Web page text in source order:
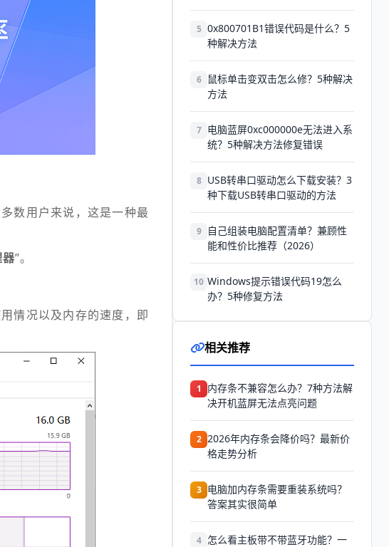
数用户来说，这是一种最
器”。
情况以及内存的速度，即
5 0x800701B1错误代码是什么？5
种解决方法
6
鼠标单击变双击怎么修？5种解决
方法
7 电脑蓝屏0xc000000e无法进入系
统？5种解决方法修复错误
8 USB转串口驱动怎么下载安装？3
种下载USB转串口驱动的方法
9
自己组装电脑配置清单？兼顾性
能和性价比推荐（2026）
10 Windows提示错误代码19怎么
办？5种修复方法
相关推荐
1
内存条不兼容怎么办？7种方法解
决开机蓝屏无法点亮问题
2 2026年内存条会降价吗？最新价
格走势分析
3 电脑加内存条需要重装系统吗？
答案其实很简单
4 怎么看主板带不带蓝牙功能？一